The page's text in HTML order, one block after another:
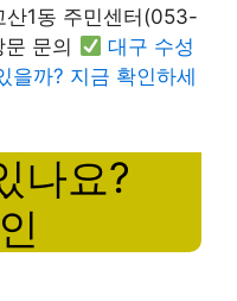
산1동 주민센터(053-
문의
대구 수성
을까? 지금 확인하세
나요?